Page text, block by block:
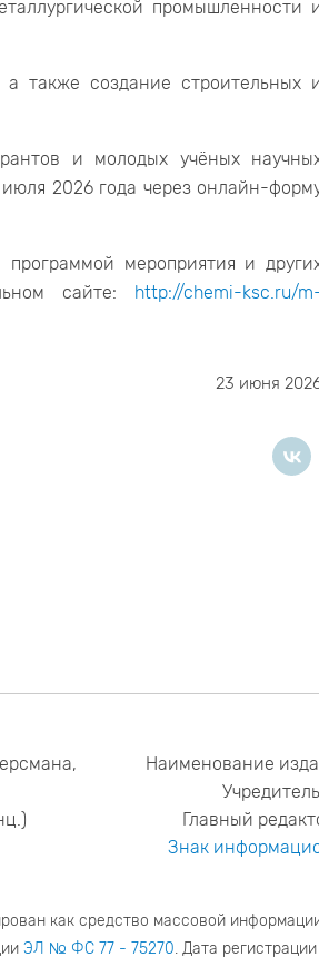
промышленности
также создание строительных
и молодых учёных
2026 года через онлайн-
мероприятия и
сайте: http://chemi-ksc.ru/
23 июня
Наименование
Главный
Знак
как средство массовой
ЭЛ № ФС 77 - 75270. Дата